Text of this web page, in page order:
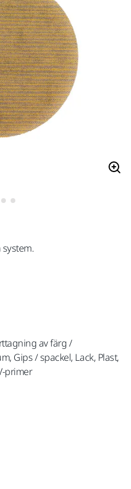
av färg /
Gips / spackel, Lack, Plast,
primer